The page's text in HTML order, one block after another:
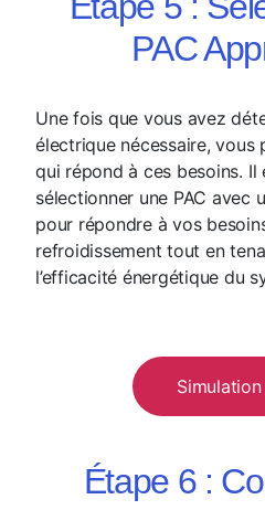
PAC
Une fois que vous avez
électrique nécessaire, vous
qui répond à ces besoins. Il
sélectionner une PAC avec
pour répondre à vos
refroidissement tout en
l’efficacité énergétique du
Étape 6 :